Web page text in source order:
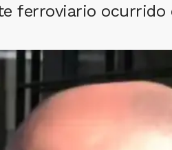
ferroviario ocurrido